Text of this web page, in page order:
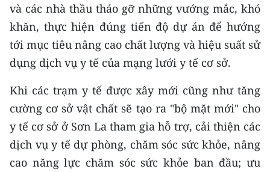
và các nhà thầu tháo gỡ những vướng mắc, khó
khăn, thực hiện đúng tiến độ dự án để hướng
tới mục tiêu nâng cao chất lượng và hiệu suất sử
dụng dịch vụ y tế của mạng lưới y tế cơ sở.
Khi các trạm y tế được xây mới cũng như tăng
cường cơ sở vật chất sẽ tạo ra "bộ mặt mới" cho
y tế cơ sở ở Sơn La tham gia hỗ trợ, cải thiện các
dịch vụ y tế dự phòng, chăm sóc sức khỏe, nâng
cao năng lực chăm sóc sức khỏe ban đầu; ưu